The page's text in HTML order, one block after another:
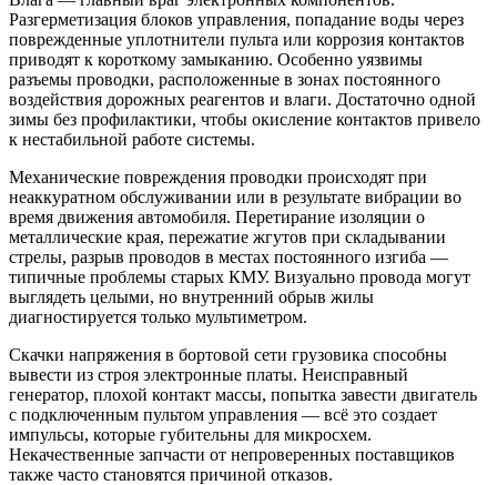
Разгерметизация блоков управления, попадание воды через
поврежденные уплотнители пульта или коррозия контактов
приводят к короткому замыканию. Особенно уязвимы
разъемы проводки, расположенные в зонах постоянного
воздействия дорожных реагентов и влаги. Достаточно одной
зимы без профилактики, чтобы окисление контактов привело
к нестабильной работе системы.
Механические повреждения проводки происходят при
неаккуратном обслуживании или в результате вибрации во
время движения автомобиля. Перетирание изоляции о
металлические края, пережатие жгутов при складывании
стрелы, разрыв проводов в местах постоянного изгиба —
типичные проблемы старых КМУ. Визуально провода могут
выглядеть целыми, но внутренний обрыв жилы
диагностируется только мультиметром.
Скачки напряжения в бортовой сети грузовика способны
вывести из строя электронные платы. Неисправный
генератор, плохой контакт массы, попытка завести двигатель
с подключенным пультом управления — всё это создает
импульсы, которые губительны для микросхем.
Некачественные запчасти от непроверенных поставщиков
также часто становятся причиной отказов.